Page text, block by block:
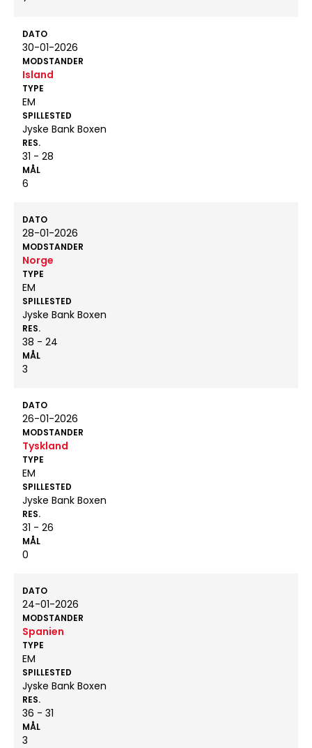
DATO
30-01-2026
MODSTANDER
Island
TYPE
EM
SPILLESTED
Jyske Bank Boxen
RES.
31 - 28
MÅL
6
DATO
28-01-2026
MODSTANDER
Norge
TYPE
EM
SPILLESTED
Jyske Bank Boxen
RES.
38 - 24
MÅL
3
DATO
26-01-2026
MODSTANDER
Tyskland
TYPE
EM
SPILLESTED
Jyske Bank Boxen
RES.
31 - 26
MÅL
0
DATO
24-01-2026
MODSTANDER
Spanien
TYPE
EM
SPILLESTED
Jyske Bank Boxen
RES.
36 - 31
MÅL
3